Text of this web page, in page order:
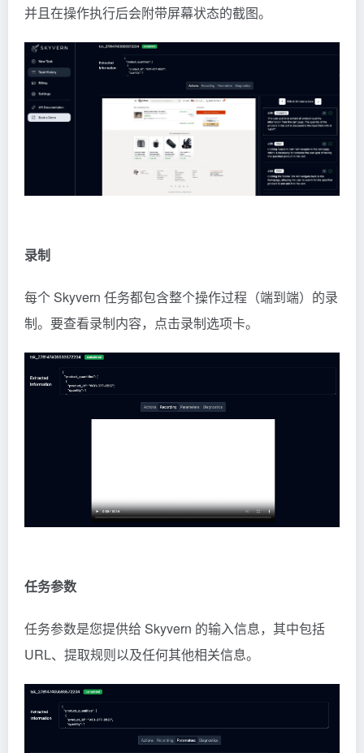
并且在操作执行后会附带屏幕状态的截图。
录制
每个 Skyvern 任务都包含整个操作过程（端到端）的录
制。要查看录制内容，点击录制选项卡。
任务参数
任务参数是您提供给 Skyvern 的输入信息，其中包括
URL、提取规则以及任何其他相关信息。